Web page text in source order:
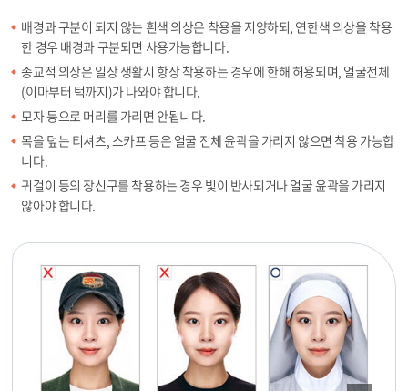
배경과 구분이 되지 않는 흰색 의상은 착용을 지양하되, 연한색 의상을 착용
한 경우 배경과 구분되면 사용가능합니다.
종교적 의상은 일상 생활시 항상 착용하는 경우에 한해 허용되며, 얼굴전체
(이마부터 턱까지)가 나와야 합니다.
모자 등으로 머리를 가리면 안됩니다.
목을 덮는 티셔츠, 스카프 등은 얼굴 전체 윤곽을 가리지 않으면 착용 가능합
니다.
귀걸이 등의 장신구를 착용하는 경우 빛이 반사되거나 얼굴 윤곽을 가리지
않아야 합니다.